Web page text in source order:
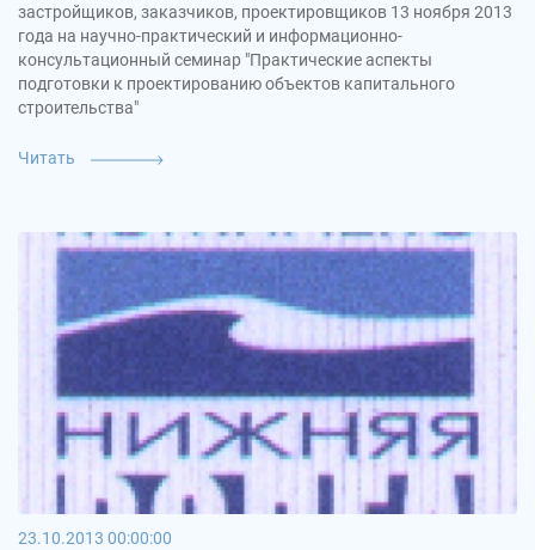
застройщиков, заказчиков, проектировщиков 13 ноября 2013
года на научно-практический и информационно-
консультационный семинар "Практические аспекты
подготовки к проектированию объектов капитального
строительства"
Читать
23.10.2013 00:00:00